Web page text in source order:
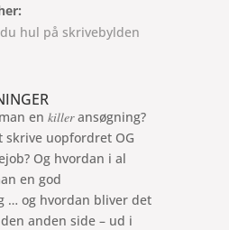
hul på skrivebylden
en 𝑘𝑖𝑙𝑙𝑒𝑟 ansøgning?
skrive uopfordret OG
Og hvordan i al
en god
… og hvordan bliver det
anden side – ud i